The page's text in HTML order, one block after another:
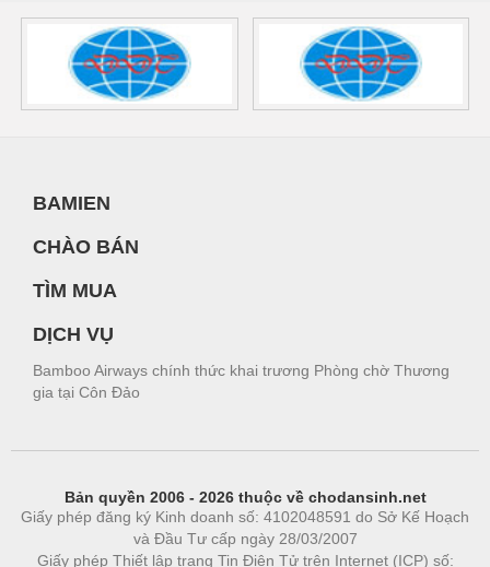
BAMIEN
CHÀO BÁN
TÌM MUA
DỊCH VỤ
Bamboo Airways chính thức khai trương Phòng chờ Thương
gia tại Côn Đảo
Bản quyền 2006 - 2026 thuộc về chodansinh.net
Giấy phép đăng ký Kinh doanh số: 4102048591 do Sở Kế Hoạch
và Đầu Tư cấp ngày 28/03/2007
Giấy phép Thiết lập trang Tin Điện Tử trên Internet (ICP) số: